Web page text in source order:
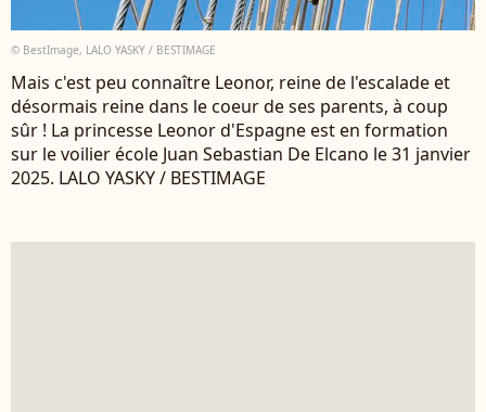
© BestImage, LALO YASKY / BESTIMAGE
Mais c'est peu connaître Leonor, reine de l'escalade et
désormais reine dans le coeur de ses parents, à coup
sûr ! La princesse Leonor d'Espagne est en formation
sur le voilier école Juan Sebastian De Elcano le 31 janvier
2025. LALO YASKY / BESTIMAGE